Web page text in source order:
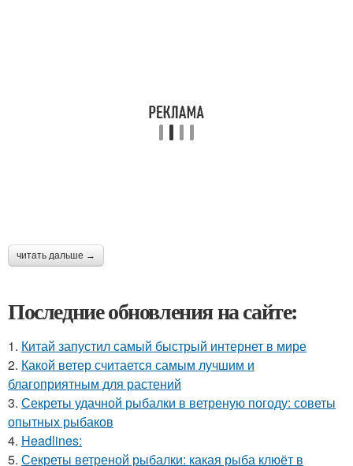
читать дальше →
Последние обновления на сайте:
1. Китай запустил самый быстрый интернет в мире
2. Какой ветер считается самым лучшим и
благоприятным для растений
3. Секреты удачной рыбалки в ветреную погоду: советы
опытных рыбаков
4. Headlines:
5. Секреты ветреной рыбалки: какая рыба клюёт в